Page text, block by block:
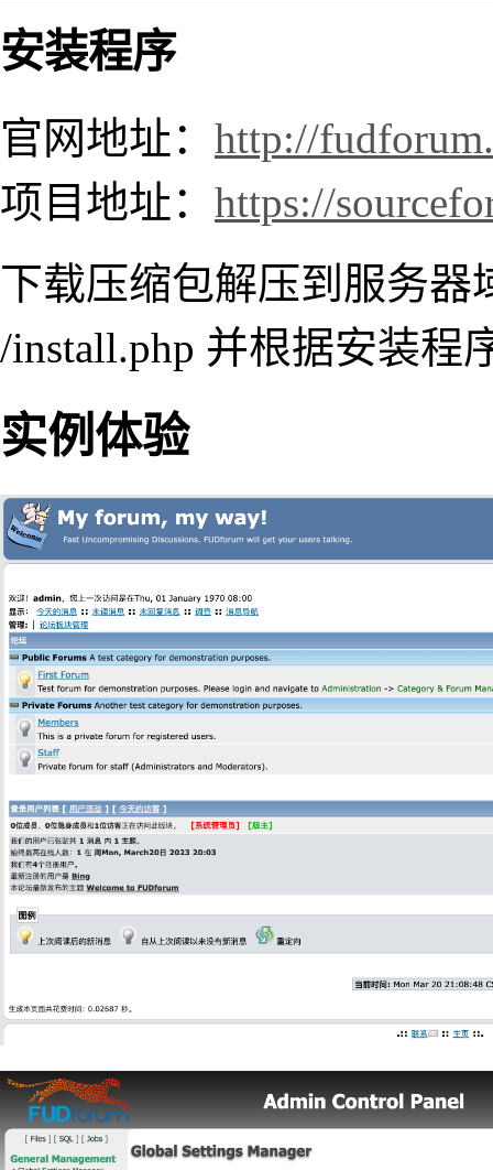
安装程序
官网地址： http://
项目地址： https://
下载压缩包解压到服务器
/install.php 并根据安装程
实例体验